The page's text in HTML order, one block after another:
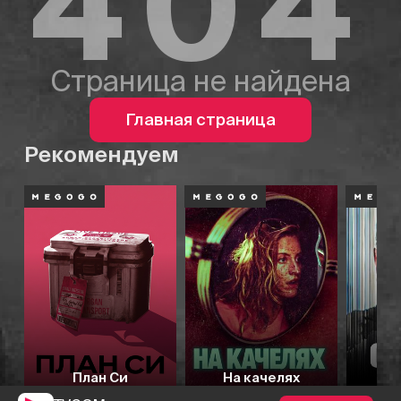
Страница не найдена
Главная страница
Рекомендуем
План Си На качелях